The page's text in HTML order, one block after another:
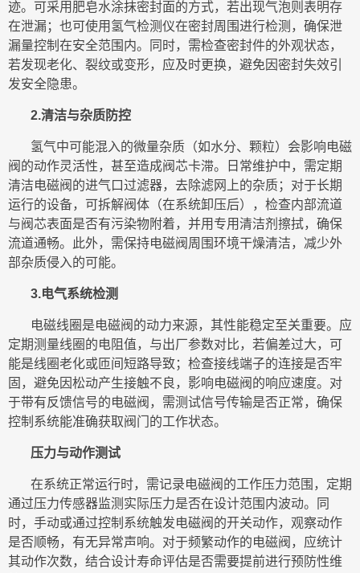
迹。可采用肥皂水涂抹密封面的方式，若出现气泡则表明存
在泄漏；也可使用氢气检测仪在密封周围进行检测，确保泄
漏量控制在安全范围内。同时，需检查密封件的外观状态，
若发现老化、裂纹或变形，应及时更换，避免因密封失效引
发安全隐患。
2.清洁与杂质防控
氢气中可能混入的微量杂质（如水分、颗粒）会影响电磁
阀的动作灵活性，甚至造成阀芯卡滞。日常维护中，需定期
清洁电磁阀的进气口过滤器，去除滤网上的杂质；对于长期
运行的设备，可拆解阀体（在系统卸压后），检查内部流道
与阀芯表面是否有污染物附着，并用专用清洁剂擦拭，确保
流道通畅。此外，需保持电磁阀周围环境干燥清洁，减少外
部杂质侵入的可能。
3.电气系统检测
电磁线圈是电磁阀的动力来源，其性能稳定至关重要。应
定期测量线圈的电阻值，与出厂参数对比，若偏差过大，可
能是线圈老化或匝间短路导致；检查接线端子的连接是否牢
固，避免因松动产生接触不良，影响电磁阀的响应速度。对
于带有反馈信号的电磁阀，需测试信号传输是否正常，确保
控制系统能准确获取阀门的工作状态。
压力与动作测试
在系统正常运行时，需记录电磁阀的工作压力范围，定期
通过压力传感器监测实际压力是否在设计范围内波动。同
时，手动或通过控制系统触发电磁阀的开关动作，观察动作
是否顺畅，有无异常声响。对于频繁动作的电磁阀，应统计
其动作次数，结合设计寿命评估是否需要提前进行预防性维